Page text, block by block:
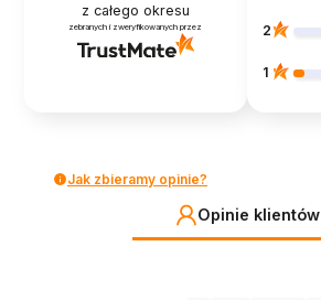
z całego okresu
zebranych i zweryfikowanych przez 2
1
Jak zbieramy opinie?
Opinie klientów